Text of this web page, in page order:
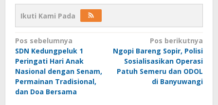
Ikuti Kami Pada
Navigasi
pos
Pos sebelumnya
SDN Kedungpeluk 1
Peringati Hari Anak
Nasional dengan Senam,
Permainan Tradisional,
dan Doa Bersama
Pos berikutnya
Ngopi Bareng Sopir, Polisi
Sosialisasikan Operasi
Patuh Semeru dan ODOL
di Banyuwangi